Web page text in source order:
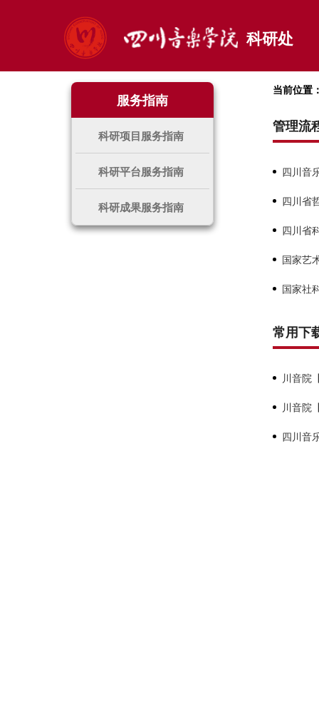
科研处
服务指南
科研项目服务指南
科研平台服务指南
科研成果服务指南
当前位置
管理流
四川音
四川省
四川省
国家艺
国家社
常用下
川音院
川音院
四川音